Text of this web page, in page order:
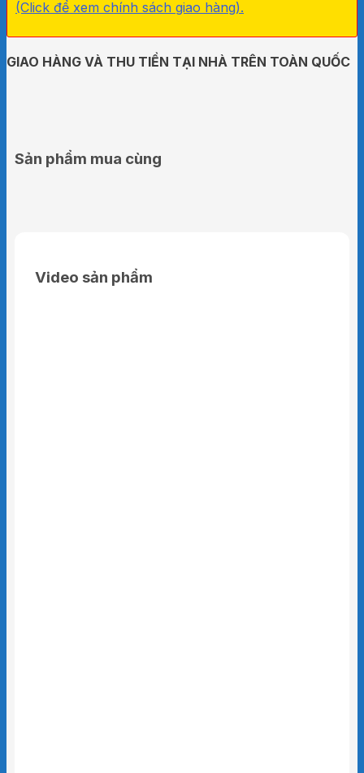
(Click để xem chính sách giao hàng).
GIAO HÀNG VÀ THU TIỀN TẠI NHÀ TRÊN TOÀN QUỐC
Sản phẩm mua cùng
Video sản phẩm